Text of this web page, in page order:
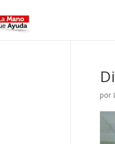
por